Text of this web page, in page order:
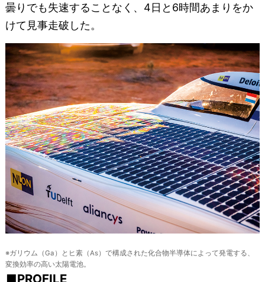
曇りでも失速することなく、4日と6時間あまりをか
けて見事走破した。
※ガリウム（Ga）とヒ素（As）で構成された化合物半導体によって発電する、
変換効率の高い太陽電池。
PROFILE